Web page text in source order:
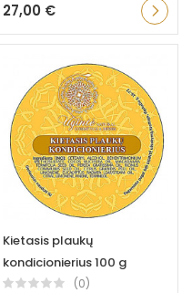
27,00 €
Kietasis plaukų
kondicionierius 100 g
(0)